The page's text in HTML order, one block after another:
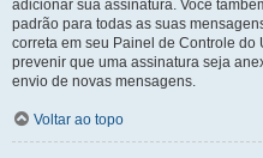
adicionar sua assinatura. Você
padrão para todas as suas
correta em seu Painel de Controle do
prevenir que uma assinatura seja
envio de novas mensagens.
Voltar ao topo